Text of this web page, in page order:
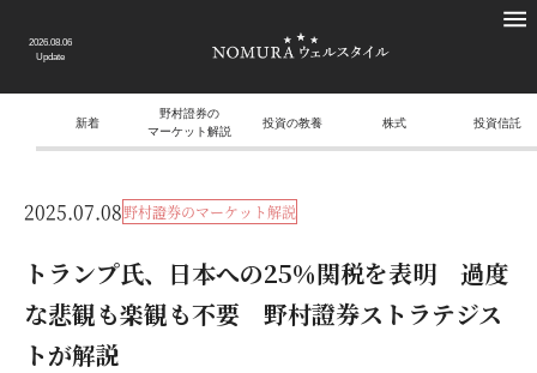
2026.08.06
Update
新着
野村證券の
マーケット解説
投資の教養 株式 投資信託
2025.07.08野村證券のマーケット解説
トランプ氏、日本への25％関税を表明 過度
な悲観も楽観も不要 野村證券ストラテジス
トが解説